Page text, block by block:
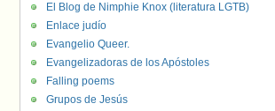
El Blog de Nimphie Knox (literatura LGTB)
Enlace judío
Evangelio Queer.
Evangelizadoras de los Apóstoles
Falling poems
Grupos de Jesús